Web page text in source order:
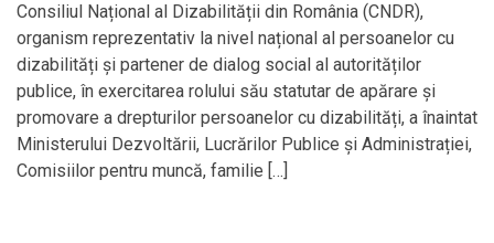
Consiliul Național al Dizabilității din România (CNDR),
organism reprezentativ la nivel național al persoanelor cu
dizabilități și partener de dialog social al autorităților
publice, în exercitarea rolului său statutar de apărare și
promovare a drepturilor persoanelor cu dizabilități, a înaintat
Ministerului Dezvoltării, Lucrărilor Publice și Administrației,
Comisiilor pentru muncă, familie […]